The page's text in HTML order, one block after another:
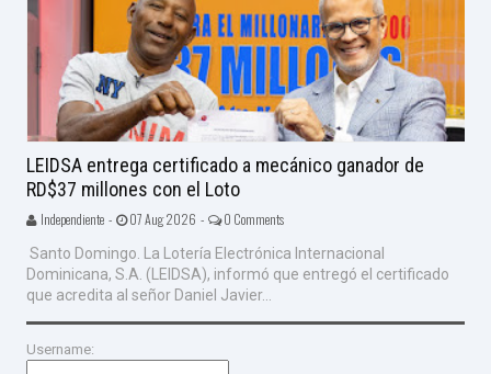
LEIDSA entrega certificado a mecánico ganador de
RD$37 millones con el Loto
Independiente - 07 Aug 2026 - 0 Comments
Santo Domingo. La Lotería Electrónica Internacional
Dominicana, S.A. (LEIDSA), informó que entregó el certificado
que acredita al señor Daniel Javier...
Username: